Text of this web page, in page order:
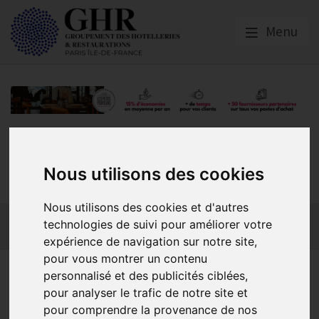
Nous utilisons des cookies
Nous utilisons des cookies et d'autres
technologies de suivi pour améliorer votre
expérience de navigation sur notre site,
pour vous montrer un contenu
personnalisé et des publicités ciblées,
pour analyser le trafic de notre site et
pour comprendre la provenance de nos
Menu
FRANCE
Actualités Qui sommes-nous ?
GHR National
Partenaires
Contact adhésion
Des restaurateurs à la
rencontre des pêcheurs